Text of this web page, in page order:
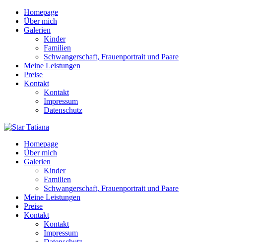
Homepage
Über mich
Galerien
Kinder
Familien
Schwangerschaft, Frauenportrait und Paare
Meine Leistungen
Preise
Kontakt
Kontakt
Impressum
Datenschutz
Homepage
Über mich
Galerien
Kinder
Familien
Schwangerschaft, Frauenportrait und Paare
Meine Leistungen
Preise
Kontakt
Kontakt
Impressum